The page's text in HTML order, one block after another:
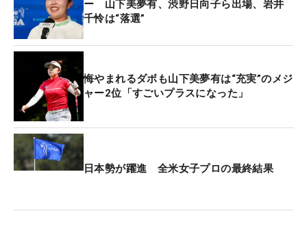
ないのもホンネ。「毎試合、その試合で結果を残せ
るように」。まだメジャー大会は2試合を残し、そ
のあいだに五輪が含まれることになっただけのこ
と。「どの試合も勝ちたい」という気持ちは変わら
ず、ここからが勝負の2カ月となる。
激闘明けの現地月曜日の夕方便で帰国。途中羽田を
経由して地元の大阪に戻ったが、「ほとんど寝られ
ていない」と機内では興奮状態だったと明かす。“悔
ー 山下美夢有、渋野日向子ら出場、岩井
千怜は“落選”
悔やまれるダボも山下美夢有は“充実”のメジ
ャー2位「すごいプラスになった」
日本勢が躍進 全米女子プロの最終結果